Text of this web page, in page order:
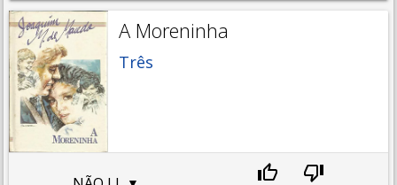
A Moreninha
Três